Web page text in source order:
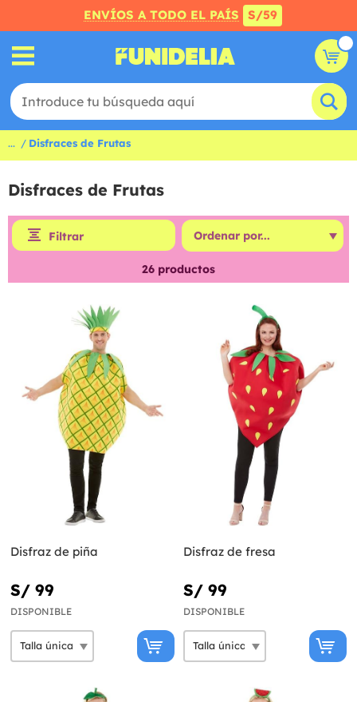
ENVÍOS A TODO EL PAÍS S/59
... Disfraces de Frutas
Disfraces de Frutas
Filtrar
26 productos
Disfraz de piña
S/ 99
DISPONIBLE
Disfraz de fresa
S/ 99
DISPONIBLE